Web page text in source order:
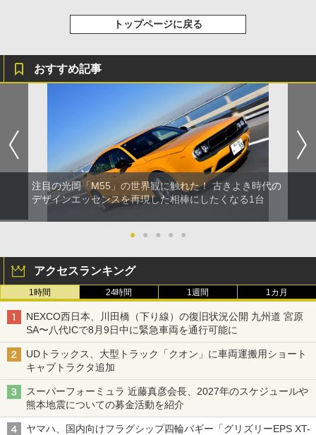
トップページに戻る
おすすめ記事
注目の光岡「M55」の世界観に触れた！ 古きよき時代の
デザインエッセンスを再現した相棒にしたくなる1台
● ● ● ● ●
アクセスランキング
1時間 24時間 1週間 1カ月
NEXCO西日本、川田橋（下り線）の復旧状況公開 九州道 宮原
SA〜八代ICで8月9日中に緊急車両を通行可能に
UDトラックス、大型トラック「クオン」に車両運搬用ショート
キャブトラクタ追加
スーパーフォーミュラ 近藤真彦会長、2027年のスケジュールや
熊本地震についての募金活動を紹介
ヤマハ、国内向けフラグシップ四輪バギー「グリズリーEPS XT-